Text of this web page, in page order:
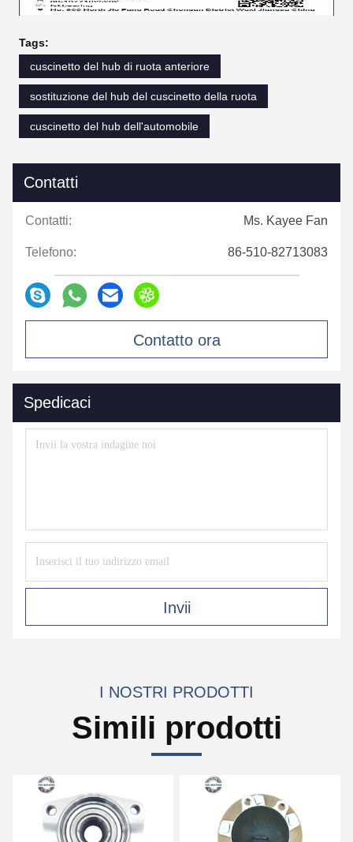
Tags:
cuscinetto del hub di ruota anteriore
sostituzione del hub del cuscinetto della ruota
cuscinetto del hub dell'automobile
Contatti
Contatti: Ms. Kayee Fan
Telefono: 86-510-82713083
Contatto ora
Spedicaci
Invii
I NOSTRI PRODOTTI
Simili prodotti